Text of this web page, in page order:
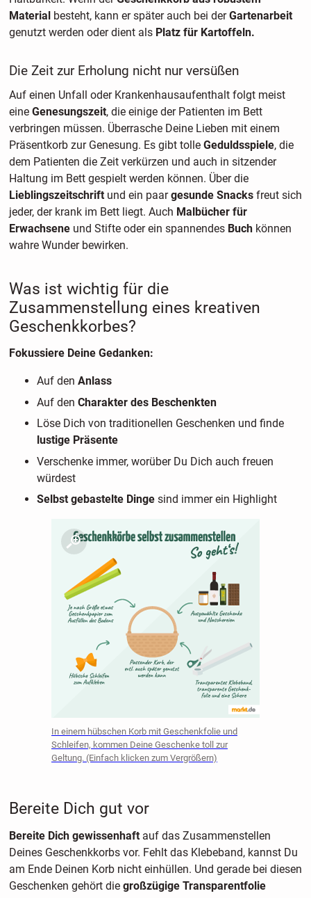
Material besteht, kann er später auch bei derGartenarbeit
genutzt werden oder dient alsPlatz für Kartoffeln.
Die Zeit zur Erholung nicht nur versüßen
Auf einen Unfall oder Krankenhausaufenthalt folgt meist
eine Genesungszeit, die einige der Patienten im Bett
verbringen müssen. Überrasche Deine Lieben mit einem
Präsentkorb zur Genesung. Es gibt tolle Geduldsspiele, die
dem Patienten die Zeit verkürzen und auch in sitzender
Haltung im Bett gespielt werden können. Über die
Lieblingszeitschrift und ein paargesunde Snacksfreut sich
jeder, der krank im Bett liegt. Auch Malbücher für
Erwachseneund Stifte oder ein spannendes Buch können
wahre Wunder bewirken.
Was ist wichtig für die
Zusammenstellung eines kreativen
Geschenkkorbes?
Fokussiere Deine Gedanken:
Auf den Anlass
Auf den Charakter des Beschenkten
Löse Dich von traditionellen Geschenken und finde
lustige Präsente
Verschenke immer, worüber Du Dich auch freuen
würdest
Selbst gebastelte Dingesind immer ein Highlight
In einem hübschen Korb mit Geschenkfolie und
Schleifen, kommen Deine Geschenke toll zur
Geltung. (Einfach klicken zum Vergrößern)
Bereite Dich gut vor
Bereite Dich gewissenhaft auf das Zusammenstellen
Deines Geschenkkorbs vor. Fehlt das Klebeband, kannst Du
am Ende Deinen Korb nicht einhüllen. Und gerade bei diesen
Geschenken gehört die großzügige Transparentfolie